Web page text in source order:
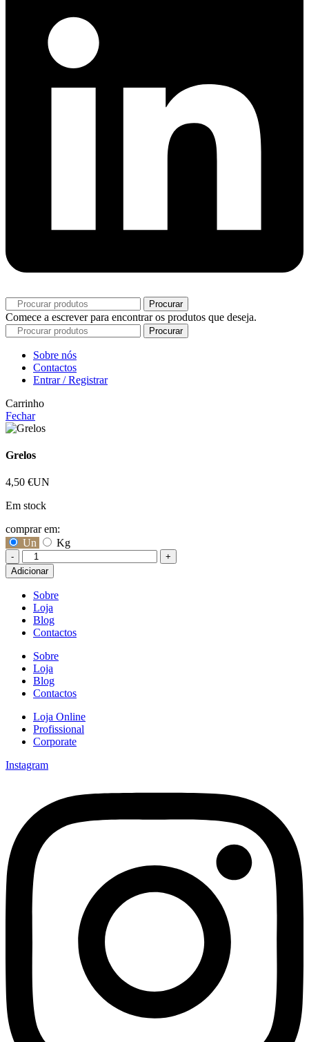
Procurar
Comece a escrever para encontrar os produtos que deseja.
Procurar
Sobre nós
Contactos
Entrar / Registrar
Carrinho
Fechar
Grelos
4,50 €UN
Em stock
comprar em:
Un
Kg
- +
Quantidade
de
Grelos
Adicionar
Sobre
Loja
Blog
Contactos
Sobre
Loja
Blog
Contactos
Loja Online
Profissional
Corporate
Instagram